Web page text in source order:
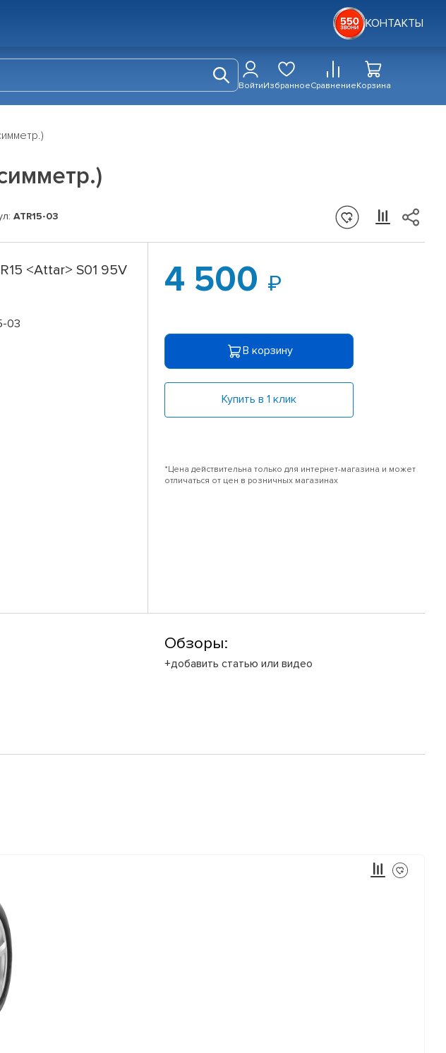
КОНТАКТЫ
ВойтиИзбранноеСравнениеКорзина
ATR15-03
<Attar> S01 95V
03
4 500
В корзину
Купить в 1 клик
*Цена действительна только для интернет-магазина и может
отличаться от цен в розничных магазинах
Обзоры:
+добавить статью или видео